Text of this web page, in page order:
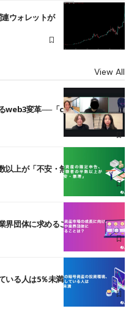
ウォレットが
View All
web3変革──「cJPY」とAIの融合
以上が「不安・無理」
界団体に求めることは？
いる人は5％未満